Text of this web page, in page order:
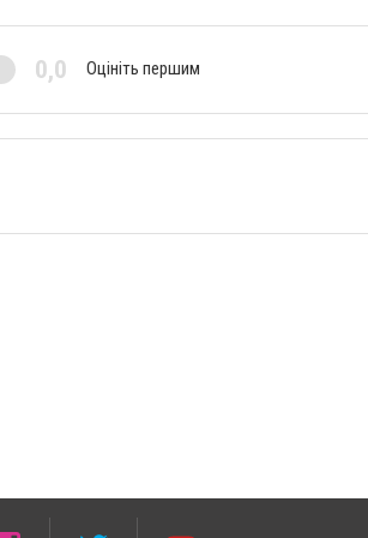
0,0 Оцініть першим